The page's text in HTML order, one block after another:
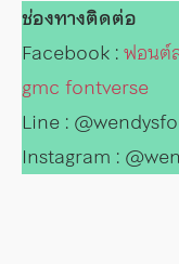
ช่องทางติดต่อ
Facebook :ฟอนต์
gmc fontverse
Line :
Instagram :